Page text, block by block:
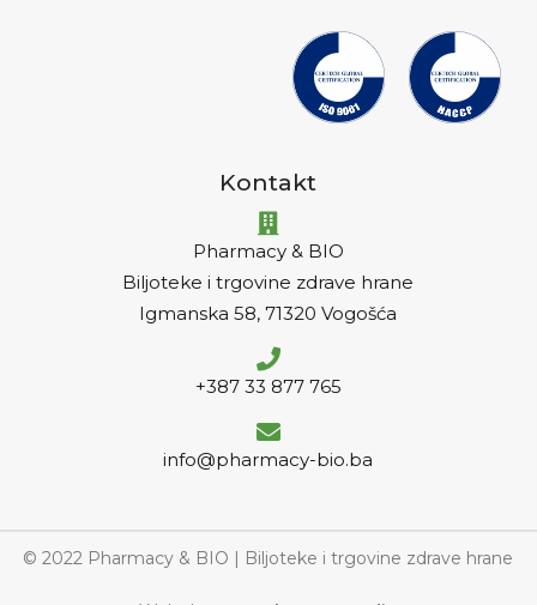
Kontakt
Pharmacy & BIO
Biljoteke i trgovine zdrave hrane
Igmanska 58, 71320 Vogošća
+387 33 877 765
info@pharmacy-bio.ba
© 2022 Pharmacy & BIO | Biljoteke i trgovine zdrave hrane